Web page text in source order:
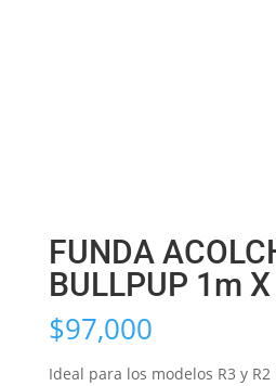
FUNDA
BULLPUP 1m
$97,000
Ideal para los modelos R3 y